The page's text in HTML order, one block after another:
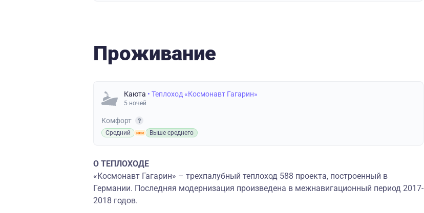
Проживание
Каюта • Теплоход «Космонавт Гагарин»
5 ночей
Комфорт
Средний Выше среднего
О ТЕПЛОХОДЕ
«Космонавт Гагарин» – трехпалубный теплоход 588 проекта, построенный в
Германии. Последняя модернизация произведена в межнавигационный период 2017-
2018 годов.